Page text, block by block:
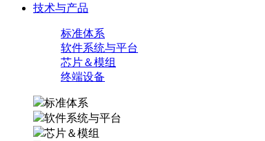
技术与产品
标准体系
软件系统与平台
芯片＆模组
终端设备
标准体系
软件系统与平台
芯片＆模组